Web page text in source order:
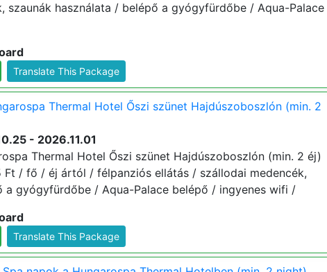
szaunák használata / belépő a gyógyfürdőbe / Aqua-Palace
Translate This Package
Thermal Hotel Őszi szünet Hajdúszoboszlón (min. 2
- 2026.11.01
Thermal Hotel Őszi szünet Hajdúszoboszlón (min. 2 éj)
Ft / fő / éj ártól / félpanziós ellátás / szállodai medencék,
a gyógyfürdőbe / Aqua-Palace belépő / ingyenes wifi /
Translate This Package